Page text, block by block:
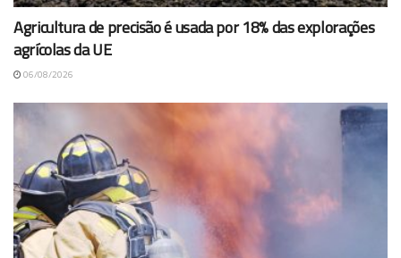
Agricultura de precisão é usada por 18% das explorações
agrícolas da UE
06/08/2026